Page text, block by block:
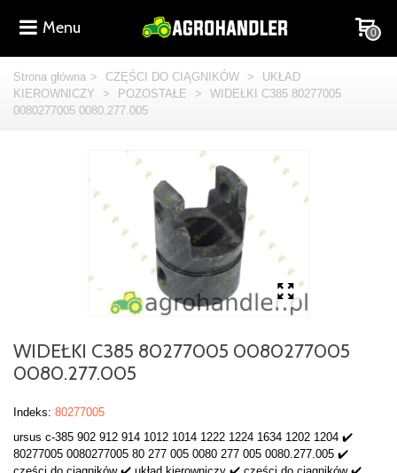
Menu 0
Strona główna > CZĘŚCI DO CIĄGNIKÓW >
UKŁAD
KIEROWNICZY
> POZOSTAŁE >
WIDEŁKI C385 80277005
0080277005 0080.277.005
WIDEŁKI C385 80277005 0080277005
0080.277.005
Indeks: 80277005
ursus c-385 902 912 914 1012 1014 1222 1224 1634 1202 1204 ✔️
80277005 0080277005 80 277 005 0080 277 005 0080.277.005 ✔️